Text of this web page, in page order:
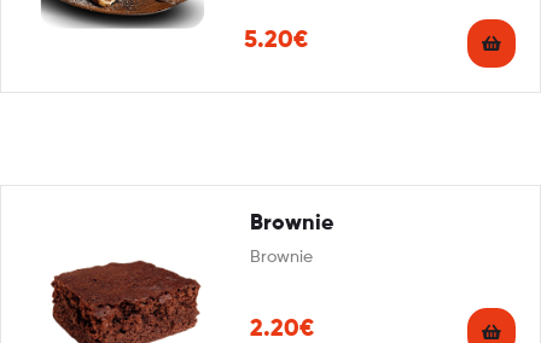
5.20€
Brownie
Brownie
2.20€